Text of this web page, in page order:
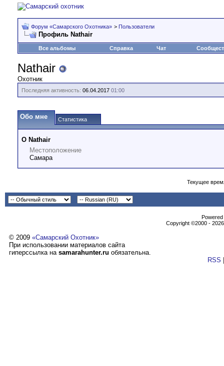
Форум «Самарского Охотника» > Пользователи
Профиль Nathair
Все альбомы Справка Чат
Nathair
Охотник
Последняя активность: 06.04.2017 01:00
Обо мне Статистика
О Nathair
Местоположение
Самара
Текущее
Copyright ©2000 -
© 2009 «Самарский Охотник»
При использовании материалов сайта
гиперссылка на samarahunter.ru обязательна.
RSS